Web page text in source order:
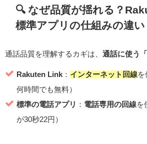
🔍 なぜ品質が揺れる？
標準アプリの仕組みの違い
通話品質を理解するカギは、 通話に使う
Rakuten Link： インターネット回線を
何時間でも無料）
標準の電話アプリ ： 電話専用の回線を
が30秒22円）